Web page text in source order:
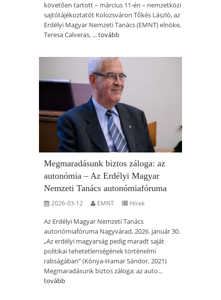
követően tartott – március 11-én – nemzetközi
sajtótájékoztatót Kolozsváron Tőkés László, az
Erdélyi Magyar Nemzeti Tanács (EMNT) elnöke,
Teresa Calveras, ...tovább
Megmaradásunk biztos záloga: az
autonómia – Az Erdélyi Magyar
Nemzeti Tanács autonómiafóruma
2026-03-12 EMNT Hírek
Az Erdélyi Magyar Nemzeti Tanács
autonómiafóruma Nagyvárad, 2026. január 30.
„Az erdélyi magyarság pedig maradt saját
politikai tehetetlenségének történelmi
rabságában” (Kónya-Hamar Sándor, 2021)
Megmaradásunk biztos záloga: az auto...
tovább